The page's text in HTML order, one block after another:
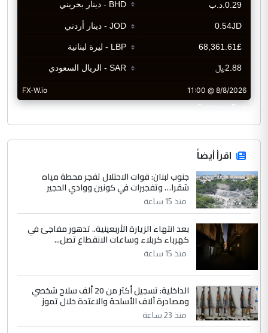
CurrencyRate
اقرأ أيضاً
جنوب لبنان: قوات الاحتلال تفجر محطة مياه
شقرا… وتفجيرات في كونين ووادي الحجير
منذ 15 ساعة
بعد انتهاء الزيارة الأربعينية.. تدهور مفاجئ في
كهرباء كربلاء وساعات الانقطاع تصل...
منذ 15 ساعة
الداخلية: تسجيل أكثر من 20 ألف سلاح شخصي
ومصادرة آلاف الأسلحة والاعتدة خلال تموز
منذ 23 ساعة